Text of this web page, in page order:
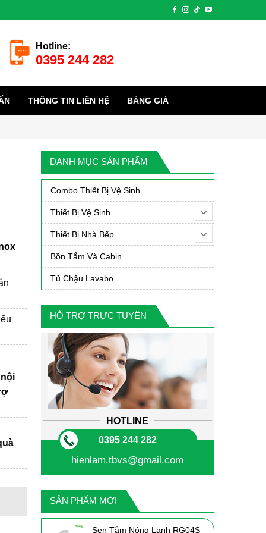
Hotline:
0395 244 282
THÔNG TIN LIÊN HỆ BẢNG GIÁ
DANH MỤC SẢN PHẨM
Combo Thiết Bị Vệ Sinh
Thiết Bị Vệ Sinh
Thiết Bị Nhà Bếp
Bồn Tắm Và Cabin
Tủ Chậu Lavabo
HỖ TRỢ TRỰC TUYẾN
HOTLINE
0395 244 282
hienlam.tbvs@gmail.com
SẢN PHẨM MỚI
Sen Tắm Nóng Lạnh RG04S